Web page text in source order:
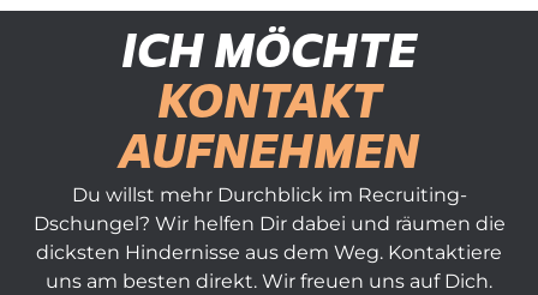
ICH MÖCHTE
KONTAKT
AUFNEHMEN
Du willst mehr Durchblick im Recruiting-
Dschungel? Wir helfen Dir dabei und räumen die
dicksten Hindernisse aus dem Weg. Kontaktiere
uns am besten direkt. Wir freuen uns auf Dich.